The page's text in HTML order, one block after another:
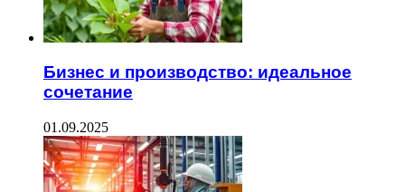
Бизнес и производство: идеальное
сочетание
01.09.2025